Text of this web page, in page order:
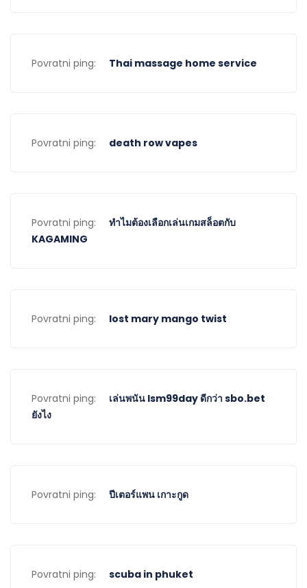
Povratni ping: Thai massage home service
Povratni ping: death row vapes
Povratni ping:
ทำไมต้องเลือกเล่นเกมสล็อตกับ
KAGAMING
Povratni ping: lost mary mango twist
Povratni ping:
เล่นพนัน lsm99day ดีกว่า sbo.bet
ยังไง
Povratni ping: ปีเตอร์แพน เกาะกูด
Povratni ping: scuba in phuket